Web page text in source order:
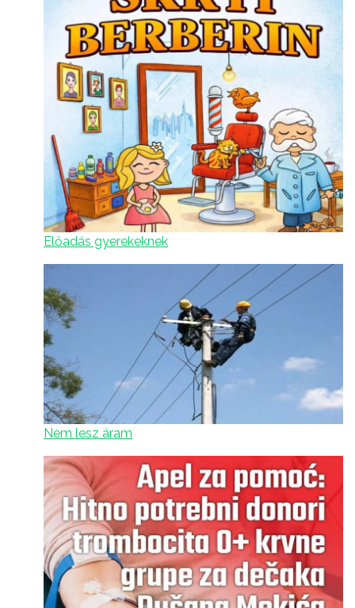
Előadás gyerekeknek
Nem lesz áram